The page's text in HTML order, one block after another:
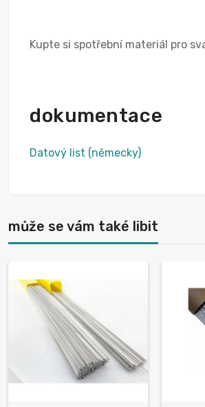
Kupte si spotřební materiál pro
dokumentace
Datový list (německy)
může se vám také libit